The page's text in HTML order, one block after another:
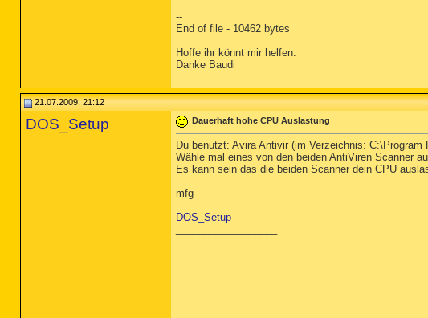
--
End of file - 10462 bytes
Hoffe ihr könnt mir helfen.
Danke Baudi
21.07.2009, 21:12
DOS_Setup Dauerhaft hohe CPU Auslastung
Du benutzt: Avira Antivir (im Verzeichnis:
Wähle mal eines von den beiden AntiViren Scanner
Es kann sein das die beiden Scanner dein CPU
mfg
DOS_Setup